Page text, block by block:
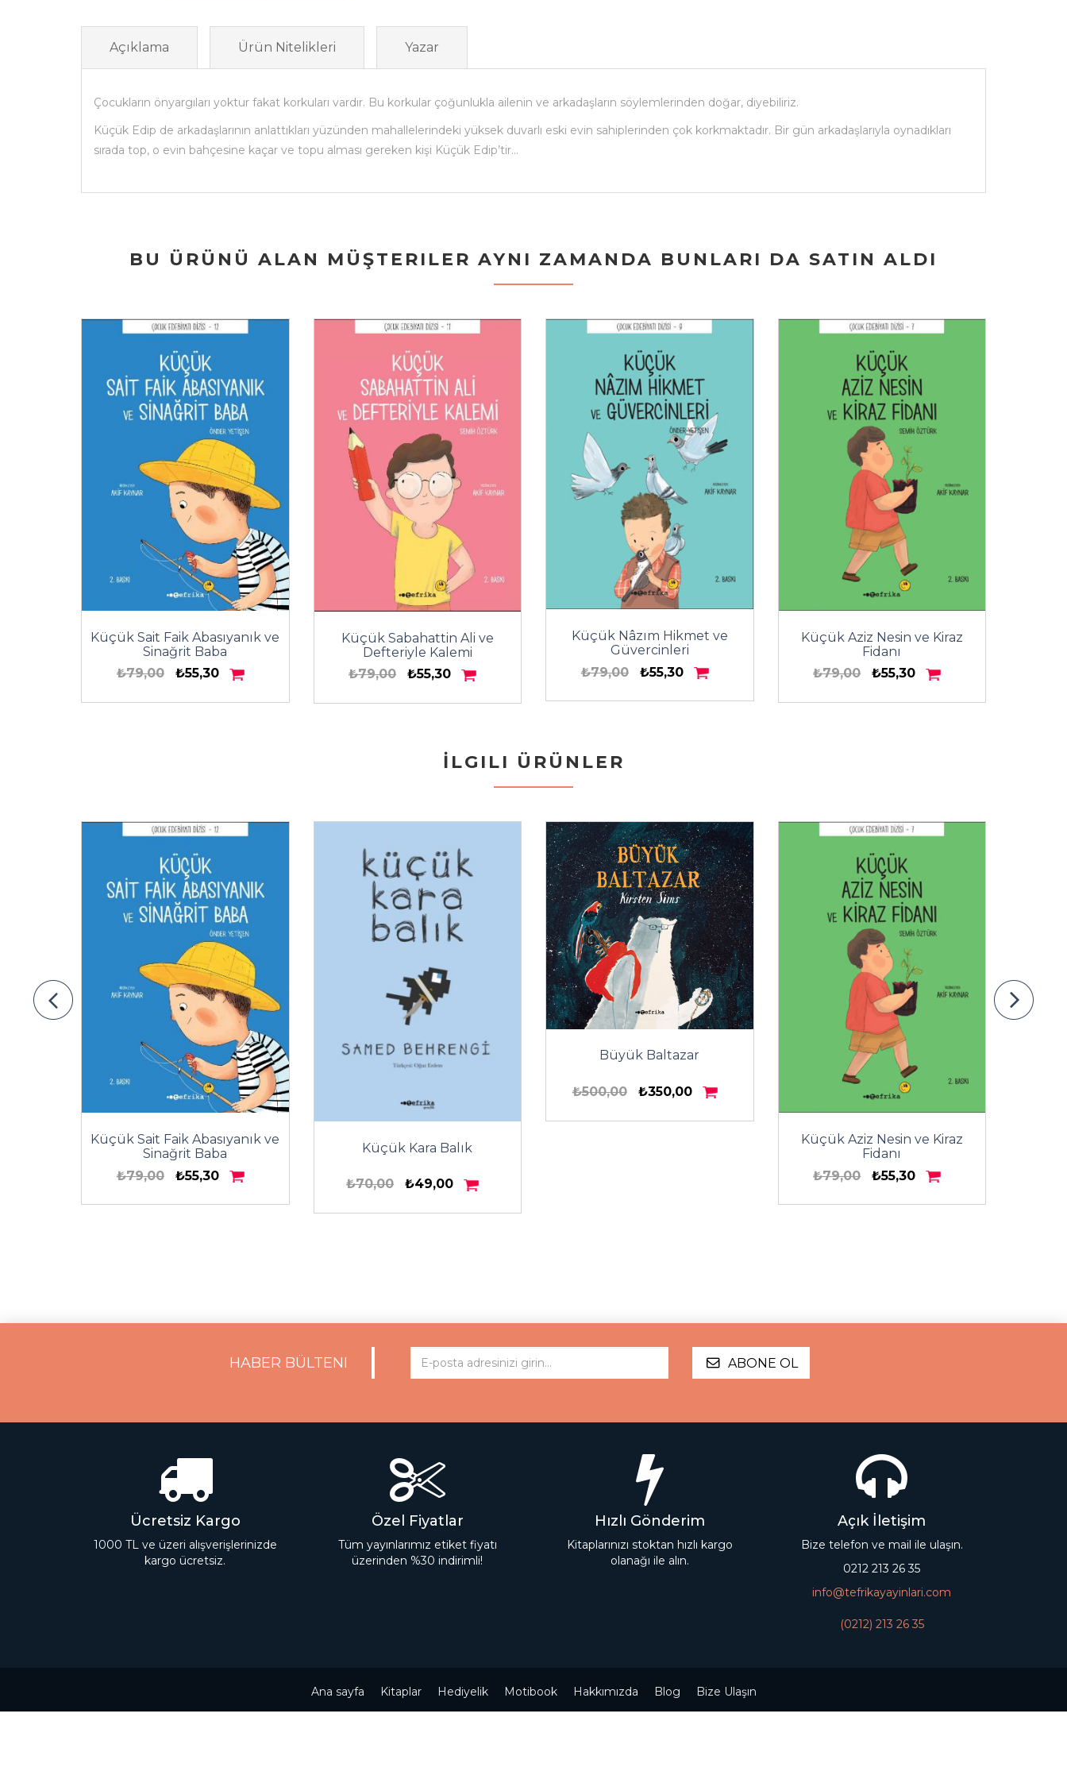
Açıklama Ürün Nitelikleri Yazar
Çocukların önyargıları yoktur fakat korkuları vardır. Bu korkular çoğunlukla ailenin ve arkadaşların söylemlerinden doğar, diyebiliriz.
Küçük Edip de arkadaşlarının anlattıkları yüzünden mahallelerindeki yüksek duvarlı eski evin sahiplerinden çok korkmaktadır. Bir gün arkadaşlarıyla oynadıkları
sırada top, o evin bahçesine kaçar ve topu alması gereken kişi Küçük Edip’tir…
BU ÜRÜNÜ ALAN MÜŞTERILER AYNI ZAMANDA BUNLARI DA SATIN ALDI
Küçük Sait Faik Abasıyanık ve
Sinağrit Baba
₺79,00
₺55,30
Küçük Sabahattin Ali ve
Defteriyle Kalemi
₺79,00
₺55,30
Küçük Nâzım Hikmet ve
Güvercinleri
₺79,00
₺55,30
Küçük Aziz Nesin ve Kiraz
Fidanı
₺79,00
₺55,30
İLGILI ÜRÜNLER
Küçük Sait Faik Abasıyanık ve
Sinağrit Baba
₺79,00
₺55,30
Küçük Kara Balık
₺70,00 ₺49,00
Büyük Baltazar
₺500,00 ₺350,00
Küçük Aziz Nesin ve Kiraz
Fidanı
₺79,00
₺55,30
HABER BÜLTENI ABONE OL
Ücretsiz Kargo
1000 TL ve üzeri alışverişlerinizde
kargo ücretsiz.
Özel Fiyatlar
Tüm yayınlarımız etiket fiyatı
üzerinden %30 indirimli!
Hızlı Gönderim
Kitaplarınızı stoktan hızlı kargo
olanağı ile alın.
Açık İletişim
Bize telefon ve mail ile ulaşın.
0212 213 26 35
info@tefrikayayinlari.com
(0212) 213 26 35
Ana sayfa Kitaplar Hediyelik Motibook Hakkımızda Blog Bize Ulaşın